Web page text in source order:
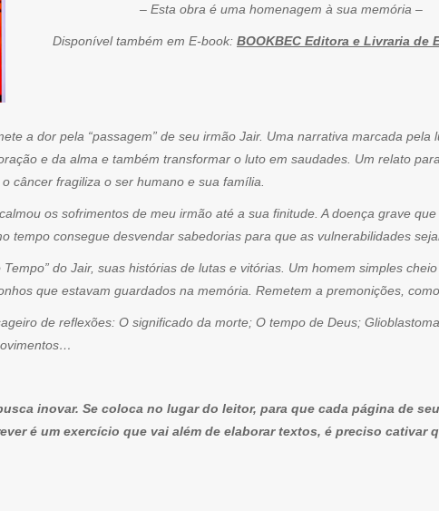
– Esta obra é uma homenagem à sua memória –
Disponível também em E-book: BOOKBEC Editora e Livraria de
a dor pela “passagem” de seu irmão Jair. Uma narrativa marcada
e da alma e também transformar o luto em saudades. Um relato
câncer fragiliza o ser humano e sua família.
os sofrimentos de meu irmão até a sua finitude. A doença grave
tempo consegue desvendar sabedorias para que as vulnerabilidades
do Jair, suas histórias de lutas e vitórias. Um homem simples
que estavam guardados na memória. Remetem a premonições,
de reflexões: O significado da morte; O tempo de Deus;
inovar. Se coloca no lugar do leitor, para que cada página de
é um exercício que vai além de elaborar textos, é preciso cativar